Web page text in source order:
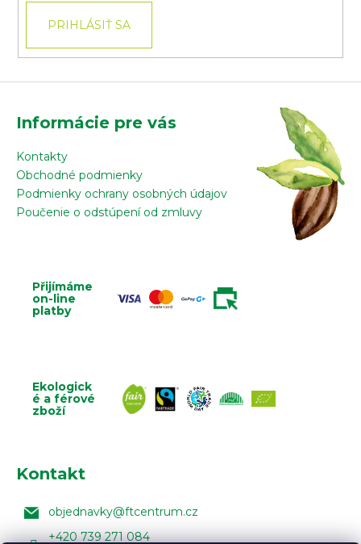
PRIHLÁSIŤ SA
Informácie pre vás
Kontakty
Obchodné podmienky
Podmienky ochrany osobných údajov
Poučenie o odstúpení od zmluvy
Přijímáme
on-line
platby
Ekologick
é a férové
zboží
Kontakt
objednavky@ftcentrum.cz
+420 739 271 084